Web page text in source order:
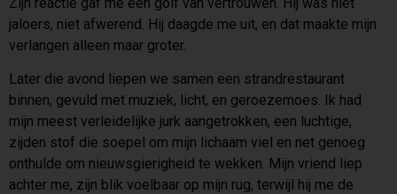
jaloers, niet afwerend. Hij daagde me uit, en dat maakte mijn
verlangen alleen maar groter.
Later die avond liepen we samen een strandrestaurant
binnen, gevuld met muziek, licht, en geroezemoes. Ik had
mijn meest verleidelijke jurk aangetrokken, een luchtige,
zijden stof die soepel om mijn lichaam viel en net genoeg
onthulde om nieuwsgierigheid te wekken. Mijn vriend liep
achter me, zijn blik voelbaar op mijn rug, terwijl hij me de